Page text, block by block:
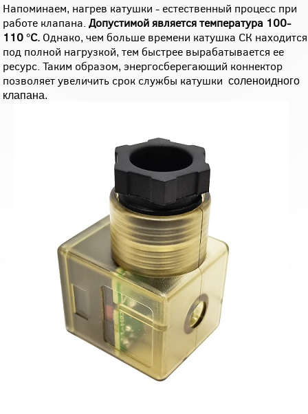
Напоминаем, нагрев катушки - естественный процесс при
работе клапана.Допустимой является температура 100-
110 °С. Однако, чем больше времени катушка СК находится
под полной нагрузкой, тем быстрее вырабатывается ее
ресурс. Таким образом, энергосберегающий коннектор
позволяет увеличить срок службы катушкисоленоидного
клапана.